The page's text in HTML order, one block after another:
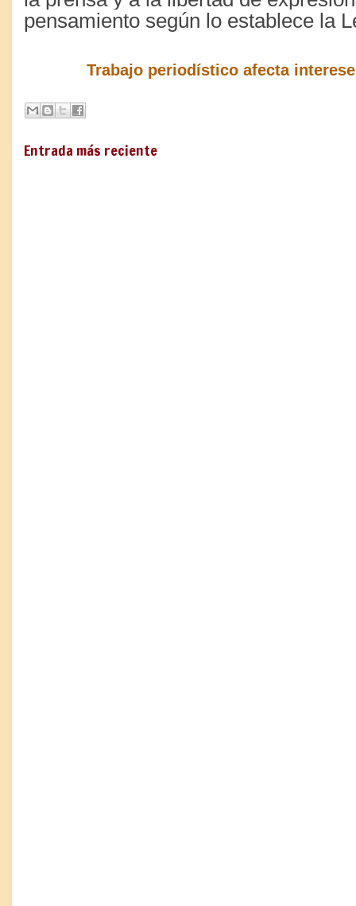
pensamiento según lo establece la
Trabajo periodístico afecta
Entrada más reciente